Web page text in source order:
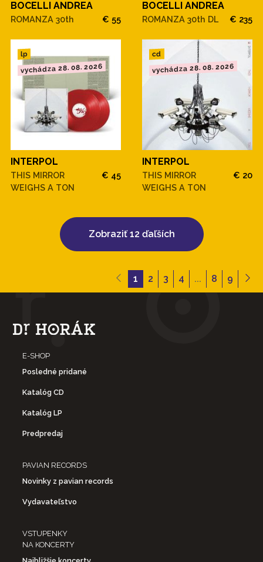
BOCELLI ANDREA
ROMANZA 30th € 55
BOCELLI ANDREA
ROMANZA 30th DL € 235
lp
vychádza 28. 08. 2026
INTERPOL
THIS MIRROR
WEIGHS A TON
€ 45
cd
vychádza 28. 08. 2026
INTERPOL
THIS MIRROR
WEIGHS A TON
€ 20
Zobraziť 12 ďaľších
1 2 3 4 ... 8 9
E-SHOP
Posledné pridané
Katalóg CD
Katalóg LP
Predpredaj
PAVIAN RECORDS
Novinky z pavian records
Vydavateľstvo
VSTUPENKY
NA KONCERTY